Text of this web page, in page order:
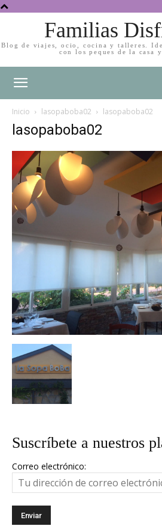
Familias
Blog de viajes, ocio, cocina y talleres.
con los peques de la casa
Inicio lasopaboba02 lasopaboba02
lasopaboba02
Suscríbete a nuestros
Correo electrónico: